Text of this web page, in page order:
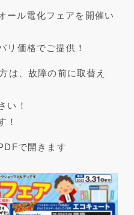
ール電化フェアを開催い
リ価格でご提供！
は、故障の前に取替え
い！
！
で開きます